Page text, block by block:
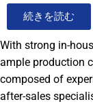
続きを読む
With strong in-
ample production
composed of
after-sales